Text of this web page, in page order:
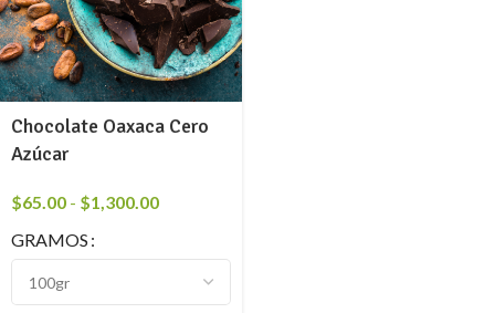
Chocolate Oaxaca Cero
Azúcar
$65.00 - $1,300.00
GRAMOS